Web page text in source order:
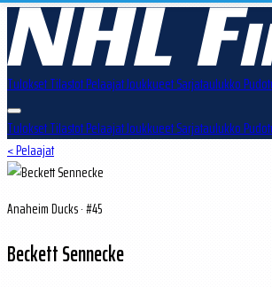
TuloksetTilastotPelaajatJoukkueetSarjataulukko
TuloksetTilastotPelaajatJoukkueetSarjataulukko
< Pelaajat
Anaheim Ducks · #45
Beckett Sennecke